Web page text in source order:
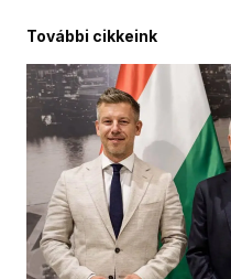
További cikkeink